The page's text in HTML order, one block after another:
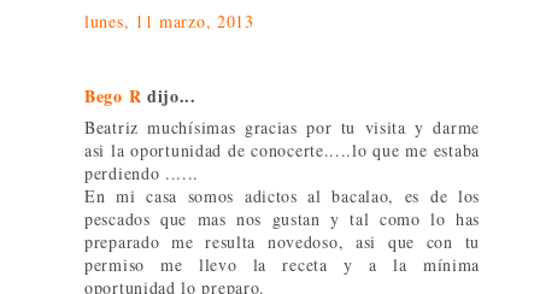
lunes, 11 marzo, 2013
Bego R dijo...
Beatriz muchísimas gracias por tu visita y darme
asi la oportunidad de conocerte.....lo que me estaba
perdiendo ......
En mi casa somos adictos al bacalao, es de los
pescados que mas nos gustan y tal como lo has
preparado me resulta novedoso, asi que con tu
permiso me llevo la receta y a la mínima
oportunidad lo preparo.